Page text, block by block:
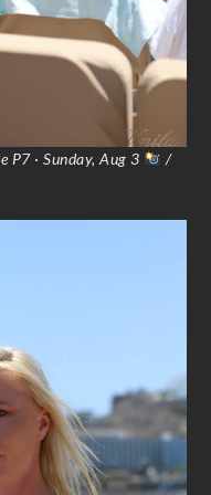
P7 · Sunday, Aug 3
/